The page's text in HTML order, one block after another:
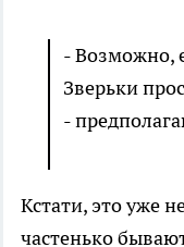
- Возможно,
Зверьки
-
Кстати, это уже
частенько